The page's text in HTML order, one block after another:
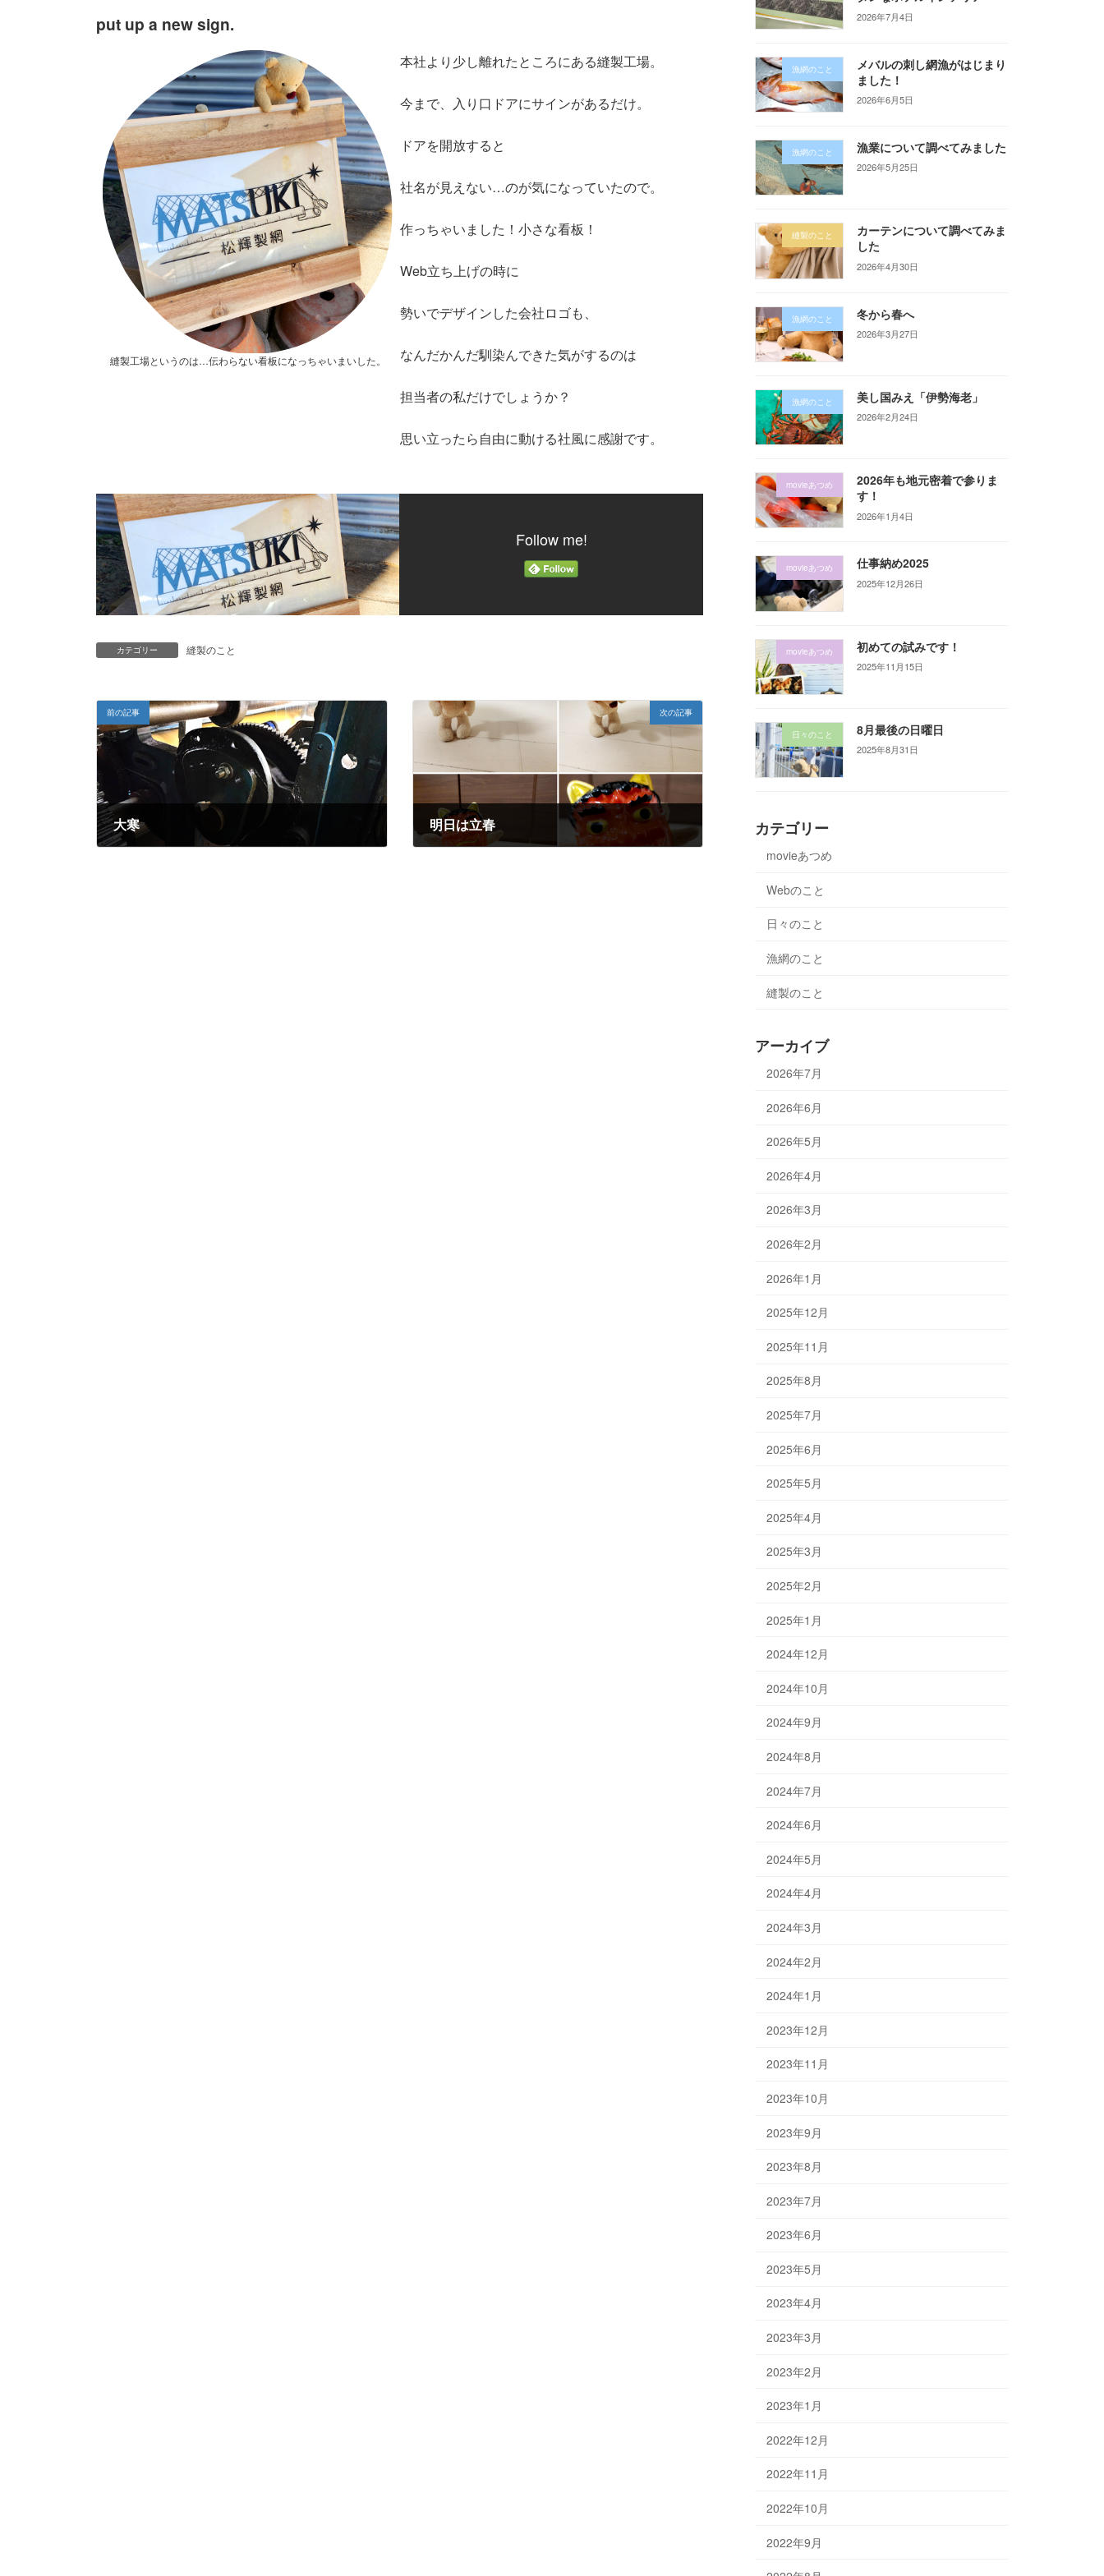
put up a new sign.
縫製工場というのは…伝わらない看板になっちゃいまいした。
本社より少し離れたところにある縫製工場。
今まで、入り口ドアにサインがあるだけ。
ドアを開放すると
社名が見えない…のが気になっていたので。
作っちゃいました！小さな看板！
Web立ち上げの時に
勢いでデザインした会社ロゴも、
なんだかんだ馴染んできた気がするのは
担当者の私だけでしょうか？
思い立ったら自由に動ける社風に感謝です。
Follow me!
カテゴリー 縫製のこと
前の記事
大寒
次の記事
明日は立春
2026年7月4日
漁網のこと
メバルの刺し網漁がはじまり
ました！
2026年6月5日
漁網のこと 漁業について調べてみました
2026年5月25日
縫製のこと
カーテンについて調べてみま
した
2026年4月30日
漁網のこと 冬から春へ
2026年3月27日
漁網のこと 美し国みえ「伊勢海老」
2026年2月24日
movieあつめ
2026年も地元密着で参りま
す！
2026年1月4日
movieあつめ 仕事納め2025
2025年12月26日
movieあつめ 初めての試みです！
2025年11月15日
日々のこと 8月最後の日曜日
2025年8月31日
カテゴリー
movieあつめ
Webのこと
日々のこと
漁網のこと
縫製のこと
アーカイブ
2026年7月
2026年6月
2026年5月
2026年4月
2026年3月
2026年2月
2026年1月
2025年12月
2025年11月
2025年8月
2025年7月
2025年6月
2025年5月
2025年4月
2025年3月
2025年2月
2025年1月
2024年12月
2024年10月
2024年9月
2024年8月
2024年7月
2024年6月
2024年5月
2024年4月
2024年3月
2024年2月
2024年1月
2023年12月
2023年11月
2023年10月
2023年9月
2023年8月
2023年7月
2023年6月
2023年5月
2023年4月
2023年3月
2023年2月
2023年1月
2022年12月
2022年11月
2022年10月
2022年9月